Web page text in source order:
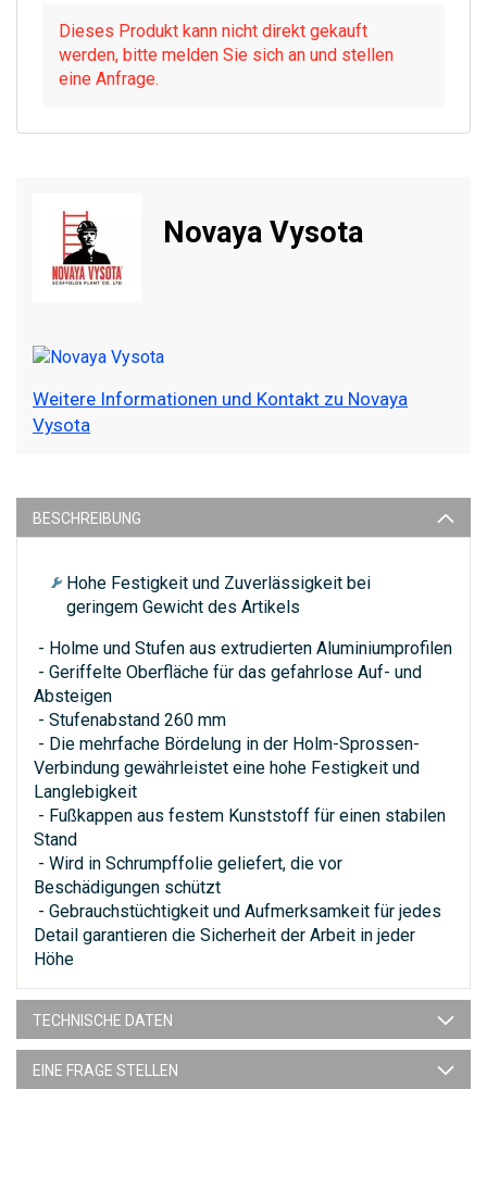
Dieses Produkt kann nicht direkt gekauft
werden, bitte melden Sie sich an und stellen
eine Anfrage.
Novaya Vysota
Weitere Informationen und Kontakt zu Novaya
Vysota
BESCHREIBUNG
Hohe Festigkeit und Zuverlässigkeit bei
geringem Gewicht des Artikels
- Holme und Stufen aus extrudierten Aluminiumprofilen
- Geriffelte Oberfläche für das gefahrlose Auf- und
Absteigen
- Stufenabstand 260 mm
- Die mehrfache Bördelung in der Holm-Sprossen-
Verbindung gewährleistet eine hohe Festigkeit und
Langlebigkeit
- Fußkappen aus festem Kunststoff für einen stabilen
Stand
- Wird in Schrumpffolie geliefert, die vor
Beschädigungen schützt
- Gebrauchstüchtigkeit und Aufmerksamkeit für jedes
Detail garantieren die Sicherheit der Arbeit in jeder
Höhe
TECHNISCHE DATEN
EINE FRAGE STELLEN